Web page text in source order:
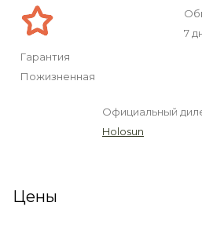
Гарантия
Пожизненная
7
Официальный
Holosun
Цены